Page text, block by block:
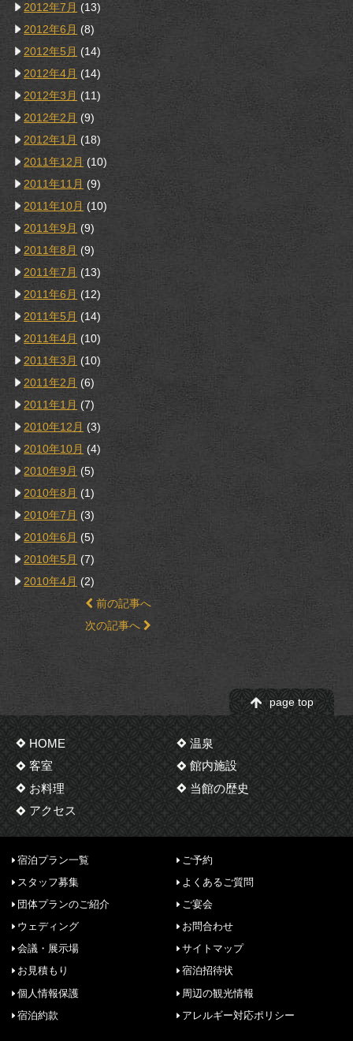
2012年7月 (13)
2012年6月 (8)
2012年5月 (14)
2012年4月 (14)
2012年3月 (11)
2012年2月 (9)
2012年1月 (18)
2011年12月 (10)
2011年11月 (9)
2011年10月 (10)
2011年9月 (9)
2011年8月 (9)
2011年7月 (13)
2011年6月 (12)
2011年5月 (14)
2011年4月 (10)
2011年3月 (10)
2011年2月 (6)
2011年1月 (7)
2010年12月 (3)
2010年10月 (4)
2010年9月 (5)
2010年8月 (1)
2010年7月 (3)
2010年6月 (5)
2010年5月 (7)
2010年4月 (2)
前の記事へ
次の記事へ
page top
HOME
温泉
客室
館内施設
お料理
当館の歴史
アクセス
宿泊プラン一覧
ご予約
スタッフ募集
よくあるご質問
団体プランのご紹介
ご宴会
ウェディング
お問合わせ
会議・展示場
サイトマップ
お見積もり
宿泊招待状
個人情報保護
周辺の観光情報
宿泊約款
アレルギー対応ポリシー